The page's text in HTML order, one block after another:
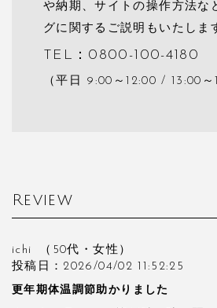
や納期、サイトの操作方法な
グに関するご説明もいたしま
TEL：0800-100-4180
（平日 9:00～12:00 / 13:00～
Review
ichi （50代・女性）
投稿日：2026/04/02 11:52:25
更年期体温調節助かりました